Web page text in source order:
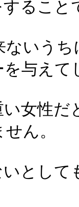
ること
いう
を与え
女性
ん。
とし